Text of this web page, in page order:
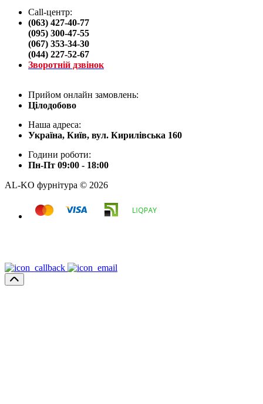
Call-центр:
(063) 427-40-77
(095) 300-47-55
(067) 353-34-30
(044) 227-52-67
Зворотній дзвінок
Прийом онлайн замовлень:
Цілодобово
Наша адреса:
Україна, Київ, вул. Кирилівська 160
Години роботи:
Пн-Пт 09:00 - 18:00
AL-KO фурнітура © 2026